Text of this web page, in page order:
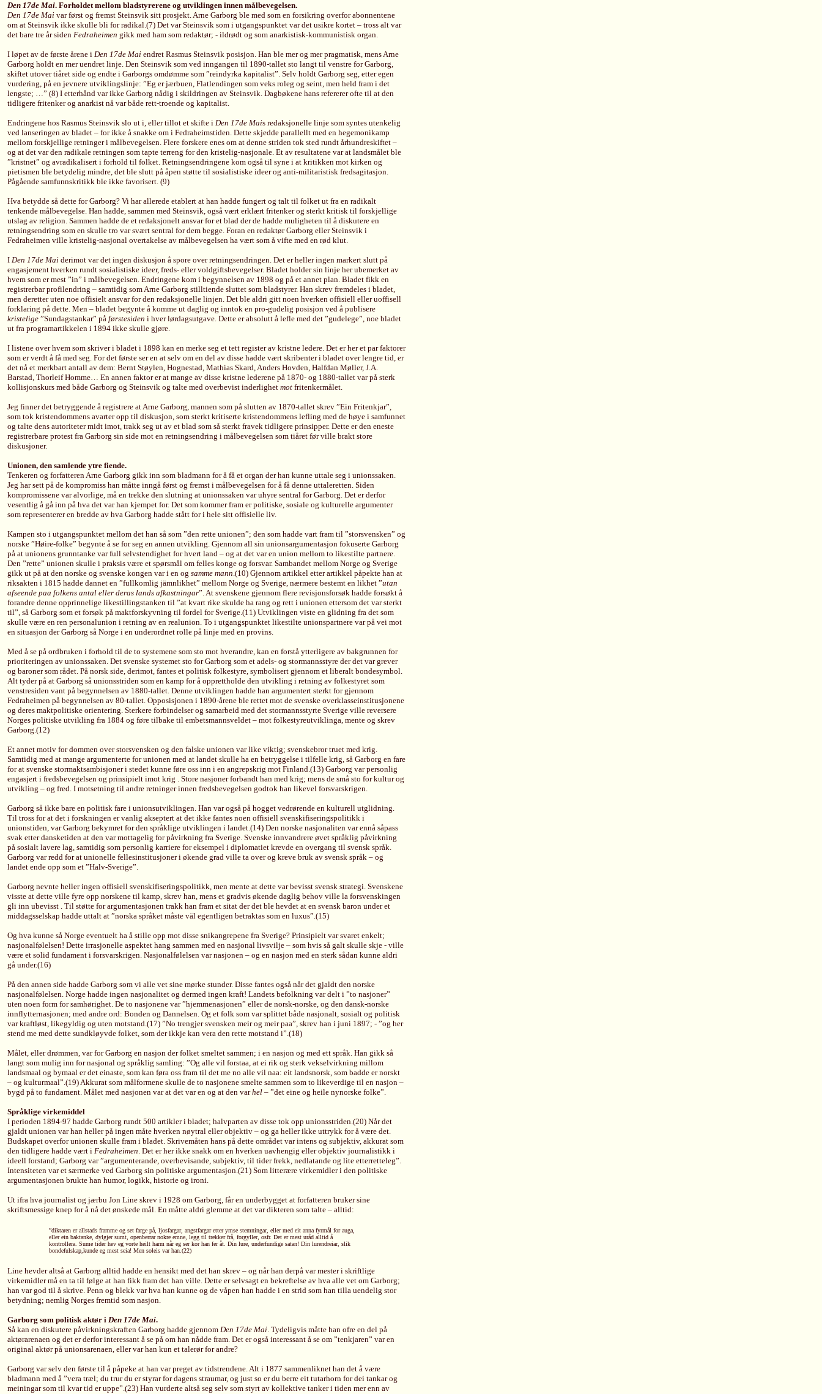
Den 17de Mai. Forholdet mellom bladstyrerene og utviklingen innen målbevegelsen.
Den 17de Mai var først og fremst Steinsvik sitt prosjekt. Arne Garborg ble med som en forsikring overfor abonnentene
om at Steinsvik ikke skulle bli for radikal.(7) Det var Steinsvik som i utgangspunktet var det usikre kortet – tross alt var
det bare tre år siden Fedraheimen gikk med ham som redaktør; - ildrødt og som anarkistisk-kommunistisk organ.
I løpet av de første årene i Den 17de Mai endret Rasmus Steinsvik posisjon. Han ble mer og mer pragmatisk, mens Arne
Garborg holdt en mer uendret linje. Den Steinsvik som ved inngangen til 1890-tallet sto langt til venstre for Garborg,
skiftet utover tiåret side og endte i Garborgs omdømme som ”reindyrka kapitalist”. Selv holdt Garborg seg, etter egen
vurdering, på en jevnere utviklingslinje: ”Eg er jærbuen, Flatlendingen som veks roleg og seint, men held fram i det
lengste; …” (8) I etterhånd var ikke Garborg nådig i skildringen av Steinsvik. Dagbøkene hans refererer ofte til at den
tidligere fritenker og anarkist nå var både rett-troende og kapitalist.
Endringene hos Rasmus Steinsvik slo ut i, eller tillot et skifte i Den 17de Mais redaksjonelle linje som syntes utenkelig
ved lanseringen av bladet – for ikke å snakke om i Fedraheimstiden. Dette skjedde parallellt med en hegemonikamp
mellom forskjellige retninger i målbevegelsen. Flere forskere enes om at denne striden tok sted rundt århundreskiftet –
og at det var den radikale retningen som tapte terreng for den kristelig-nasjonale. Et av resultatene var at landsmålet ble
”kristnet” og avradikalisert i forhold til folket. Retningsendringene kom også til syne i at kritikken mot kirken og
pietismen ble betydelig mindre, det ble slutt på åpen støtte til sosialistiske ideer og anti-militaristisk fredsagitasjon.
Pågående samfunnskritikk ble ikke favorisert. (9)
Hva betydde så dette for Garborg? Vi har allerede etablert at han hadde fungert og talt til folket ut fra en radikalt
tenkende målbevegelse. Han hadde, sammen med Steinsvik, også vært erklært fritenker og sterkt kritisk til forskjellige
utslag av religion. Sammen hadde de et redaksjonelt ansvar for et blad der de hadde muligheten til å diskutere en
retningsendring som en skulle tro var svært sentral for dem begge. Foran en redaktør Garborg eller Steinsvik i
Fedraheimen ville kristelig-nasjonal overtakelse av målbevegelsen ha vært som å vifte med en rød klut.
I Den 17de Mai derimot var det ingen diskusjon å spore over retningsendringen. Det er heller ingen markert slutt på
engasjement hverken rundt sosialistiske ideer, freds- eller voldgiftsbevegelser. Bladet holder sin linje her ubemerket av
hvem som er mest ”in” i målbevegelsen. Endringene kom i begynnelsen av 1898 og på et annet plan. Bladet fikk en
registrerbar profilendring – samtidig som Arne Garborg stilltiende sluttet som bladstyrer. Han skrev fremdeles i bladet,
men deretter uten noe offisielt ansvar for den redaksjonelle linjen. Det ble aldri gitt noen hverken offisiell eller uoffisell
forklaring på dette. Men – bladet begynte å komme ut daglig og inntok en pro-gudelig posisjon ved å publisere
kristelige ”Sundagstankar” på førstesiden i hver lørdagsutgave. Dette er absolutt å lefle med det ”gudelege”, noe bladet
ut fra programartikkelen i 1894 ikke skulle gjøre.
I listene over hvem som skriver i bladet i 1898 kan en merke seg et tett register av kristne ledere. Det er her et par faktorer
som er verdt å få med seg. For det første ser en at selv om en del av disse hadde vært skribenter i bladet over lengre tid, er
det nå et merkbart antall av dem: Bernt Støylen, Hognestad, Mathias Skard, Anders Hovden, Halfdan Møller, J.A.
Barstad, Thorleif Homme… En annen faktor er at mange av disse kristne lederene på 1870- og 1880-tallet var på sterk
kollisjonskurs med både Garborg og Steinsvik og talte med overbevist inderlighet mot fritenkermålet.
Jeg finner det betryggende å registrere at Arne Garborg, mannen som på slutten av 1870-tallet skrev ”Ein Fritenkjar”,
som tok kristendommens avarter opp til diskusjon, som sterkt kritiserte kristendommens lefling med de høye i samfunnet
og talte dens autoriteter midt imot, trakk seg ut av et blad som så sterkt fravek tidligere prinsipper. Dette er den eneste
registrerbare protest fra Garborg sin side mot en retningsendring i målbevegelsen som tiåret før ville brakt store
diskusjoner.
Unionen, den samlende ytre fiende.
Tenkeren og forfatteren Arne Garborg gikk inn som bladmann for å få et organ der han kunne uttale seg i unionssaken.
Jeg har sett på de kompromiss han måtte inngå først og fremst i målbevegelsen for å få denne uttaleretten. Siden
kompromissene var alvorlige, må en trekke den slutning at unionssaken var uhyre sentral for Garborg. Det er derfor
vesentlig å gå inn på hva det var han kjempet for. Det som kommer fram er politiske, sosiale og kulturelle argumenter
som representerer en bredde av hva Garborg hadde stått for i hele sitt offisielle liv.
Kampen sto i utgangspunktet mellom det han så som ”den rette unionen”; den som hadde vart fram til ”storsvensken” og
norske ”Høire-folke” begynte å se for seg en annen utvikling. Gjennom all sin unionsargumentasjon fokuserte Garborg
på at unionens grunntanke var full selvstendighet for hvert land – og at det var en union mellom to likestilte partnere.
Den ”rette” unionen skulle i praksis være et spørsmål om felles konge og forsvar. Sambandet mellom Norge og Sverige
gikk ut på at den norske og svenske kongen var i en og samme mann.(10) Gjennom artikkel etter artikkel påpekte han at
riksakten i 1815 hadde dannet en ”fullkomlig jämnlikhet” mellom Norge og Sverige, nærmere bestemt en likhet ”utan
afseende paa folkens antal eller deras lands afkastningar”. At svenskene gjennom flere revisjonsforsøk hadde forsøkt å
forandre denne opprinnelige likestillingstanken til ”at kvart rike skulde ha rang og rett i unionen ettersom det var sterkt
til”, så Garborg som et forsøk på maktforskyvning til fordel for Sverige.(11) Utviklingen viste en glidning fra det som
skulle være en ren personalunion i retning av en realunion. To i utgangspunktet likestilte unionspartnere var på vei mot
en situasjon der Garborg så Norge i en underordnet rolle på linje med en provins.
Med å se på ordbruken i forhold til de to systemene som sto mot hverandre, kan en forstå ytterligere av bakgrunnen for
prioriteringen av unionssaken. Det svenske systemet sto for Garborg som et adels- og stormannsstyre der det var grever
og baroner som rådet. På norsk side, derimot, fantes et politisk folkestyre, symbolisert gjennom et liberalt bondesymbol.
Alt tyder på at Garborg så unionsstriden som en kamp for å opprettholde den utvikling i retning av folkestyret som
venstresiden vant på begynnelsen av 1880-tallet. Denne utviklingen hadde han argumentert sterkt for gjennom
Fedraheimen på begynnelsen av 80-tallet. Opposisjonen i 1890-årene ble rettet mot de svenske overklasseinstitusjonene
og deres maktpolitiske orientering. Sterkere forbindelser og samarbeid med det stormannsstyrte Sverige ville reversere
Norges politiske utvikling fra 1884 og føre tilbake til embetsmannsveldet – mot folkestyreutviklinga, mente og skrev
Garborg.(12)
Et annet motiv for dommen over storsvensken og den falske unionen var like viktig; svenskebror truet med krig.
Samtidig med at mange argumenterte for unionen med at landet skulle ha en betryggelse i tilfelle krig, så Garborg en fare
for at svenske stormaktsambisjoner i stedet kunne føre oss inn i en angrepskrig mot Finland.(13) Garborg var personlig
engasjert i fredsbevegelsen og prinsipielt imot krig . Store nasjoner forbandt han med krig; mens de små sto for kultur og
utvikling – og fred. I motsetning til andre retninger innen fredsbevegelsen godtok han likevel forsvarskrigen.
Garborg så ikke bare en politisk fare i unionsutviklingen. Han var også på hogget vedrørende en kulturell utglidning.
Til tross for at det i forskningen er vanlig akseptert at det ikke fantes noen offisiell svenskifiseringspolitikk i
unionstiden, var Garborg bekymret for den språklige utviklingen i landet.(14) Den norske nasjonaliten var ennå såpass
svak etter dansketiden at den var mottagelig for påvirkning fra Sverige. Svenske innvandrere øvet språklig påvirkning
på sosialt lavere lag, samtidig som personlig karriere for eksempel i diplomatiet krevde en overgang til svensk språk.
Garborg var redd for at unionelle fellesinstitusjoner i økende grad ville ta over og kreve bruk av svensk språk – og
landet ende opp som et ”Halv-Sverige”.
Garborg nevnte heller ingen offisiell svenskifiseringspolitikk, men mente at dette var bevisst svensk strategi. Svenskene
visste at dette ville fyre opp norskene til kamp, skrev han, mens et gradvis økende daglig behov ville la forsvenskingen
gli inn ubevisst . Til støtte for argumentasjonen trakk han fram et sitat der det ble hevdet at en svensk baron under et
middagsselskap hadde uttalt at ”norska språket måste väl egentligen betraktas som en luxus”.(15)
Og hva kunne så Norge eventuelt ha å stille opp mot disse snikangrepene fra Sverige? Prinsipielt var svaret enkelt;
nasjonalfølelsen! Dette irrasjonelle aspektet hang sammen med en nasjonal livsvilje – som hvis så galt skulle skje - ville
være et solid fundament i forsvarskrigen. Nasjonalfølelsen var nasjonen – og en nasjon med en sterk sådan kunne aldri
gå under.(16)
På den annen side hadde Garborg som vi alle vet sine mørke stunder. Disse fantes også når det gjaldt den norske
nasjonalfølelsen. Norge hadde ingen nasjonalitet og dermed ingen kraft! Landets befolkning var delt i ”to nasjoner”
uten noen form for samhørighet. De to nasjonene var ”hjemmenasjonen” eller de norsk-norske, og den dansk-norske
innflytternasjonen; med andre ord: Bonden og Dannelsen. Og et folk som var splittet både nasjonalt, sosialt og politisk
var kraftløst, likegyldig og uten motstand.(17) ”No trengjer svensken meir og meir paa”, skrev han i juni 1897; - ”og her
stend me med dette sundkløyvde folket, som der ikkje kan vera den rette motstand i”.(18)
Målet, eller drømmen, var for Garborg en nasjon der folket smeltet sammen; i en nasjon og med ett språk. Han gikk så
langt som mulig inn for nasjonal og språklig samling: ”Og alle vil forstaa, at ei rik og sterk vekselvirkning millom
landsmaal og bymaal er det einaste, som kan føra oss fram til det me no alle vil naa: eit landsnorsk, som badde er norskt
– og kulturmaal”.(19) Akkurat som målformene skulle de to nasjonene smelte sammen som to likeverdige til en nasjon –
bygd på to fundament. Målet med nasjonen var at det var en og at den varhel – ”det eine og heile nynorske folke”.
Språklige virkemiddel
I perioden 1894-97 hadde Garborg rundt 500 artikler i bladet; halvparten av disse tok opp unionsstriden.(20) Når det
gjaldt unionen var han heller på ingen måte hverken nøytral eller objektiv – og ga heller ikke uttrykk for å være det.
Budskapet overfor unionen skulle fram i bladet. Skrivemåten hans på dette området var intens og subjektiv, akkurat som
den tidligere hadde vært i Fedraheimen. Det er her ikke snakk om en hverken uavhengig eller objektiv journalistikk i
ideell forstand; Garborg var ”argumenterande, overbevisande, subjektiv, til tider frekk, nedlatande og lite etterretteleg”.
Intensiteten var et særmerke ved Garborg sin politiske argumentasjon.(21) Som litterære virkemidler i den politiske
argumentasjonen brukte han humor, logikk, historie og ironi.
Ut ifra hva journalist og jærbu Jon Line skrev i 1928 om Garborg, får en underbygget at forfatteren bruker sine
skriftsmessige knep for å nå det ønskede mål. En måtte aldri glemme at det var dikteren som talte – alltid:
”diktaren er allstads framme og set farge på, ljosfargar, angstfargar etter ymse stemningar, eller med eit anna fyrmål for auga,
eller ein baktanke, dylgjer sumt, openberrar nokre emne, legg til trekker frå, forgyller, osfr. Det er mest uråd alltid å
kontrollera. Sume tider hev eg vorte heilt harm når eg ser kor han fer åt. Din lure, underfundige satan! Din lurendreiar, slik
bondefulskap,kunde eg mest seia! Men soleis var han.(22)
Line hevder altså at Garborg alltid hadde en hensikt med det han skrev – og når han derpå var mester i skriftlige
virkemidler må en ta til følge at han fikk fram det han ville. Dette er selvsagt en bekreftelse av hva alle vet om Garborg;
han var god til å skrive. Penn og blekk var hva han kunne og de våpen han hadde i en strid som han tilla uendelig stor
betydning; nemlig Norges fremtid som nasjon.
Garborg som politisk aktør i Den 17de Mai.
Så kan en diskutere påvirkningskraften Garborg hadde gjennom Den 17de Mai. Tydeligvis måtte han ofre en del på
aktørarenaen og det er derfor interessant å se på om han nådde fram. Det er også interessant å se om ”tenkjaren” var en
original aktør på unionsarenaen, eller var han kun et talerør for andre?
Garborg var selv den første til å påpeke at han var preget av tidstrendene. Alt i 1877 sammenliknet han det å være
bladmann med å ”vera træl; du trur du er styrar for dagens straumar, og just so er du berre eit tutarhorn for dei tankar og
meiningar som til kvar tid er uppe”.(23) Han vurderte altså seg selv som styrt av kollektive tanker i tiden mer enn av